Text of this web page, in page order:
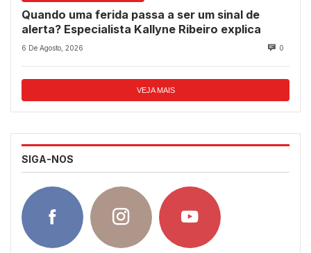
Quando uma ferida passa a ser um sinal de
alerta? Especialista Kallyne Ribeiro explica
6 De Agosto, 2026 0
VEJA MAIS
SIGA-NOS